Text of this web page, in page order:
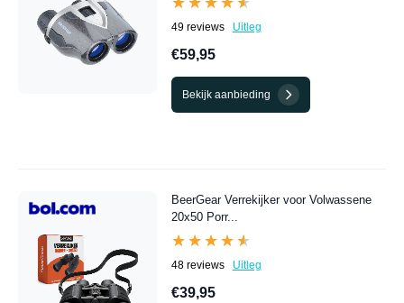
49 reviews Uitleg
€59,95
Bekijk aanbieding
BeerGear Verrekijker voor Volwassene
20x50 Porr...
★★★★★
★★★★★
48 reviews Uitleg
€39,95